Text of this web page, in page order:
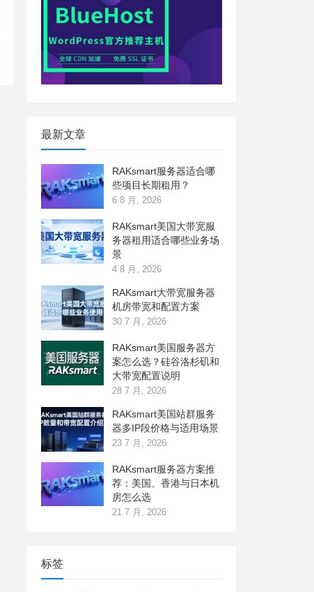
最新文章
RAKsmart服务器适合哪
些项目长期租用？
6 8 月, 2026
RAKsmart美国大带宽服
务器租用适合哪些业务场
景
4 8 月, 2026
RAKsmart大带宽服务器
机房带宽和配置方案
30 7 月, 2026
RAKsmart美国服务器方
案怎么选？硅谷洛杉矶和
大带宽配置说明
28 7 月, 2026
RAKsmart美国站群服务
器多IP段价格与适用场景
23 7 月, 2026
RAKsmart服务器方案推
荐：美国、香港与日本机
房怎么选
21 7 月, 2026
标签